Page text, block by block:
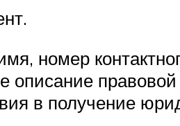
номер
описание
в получение